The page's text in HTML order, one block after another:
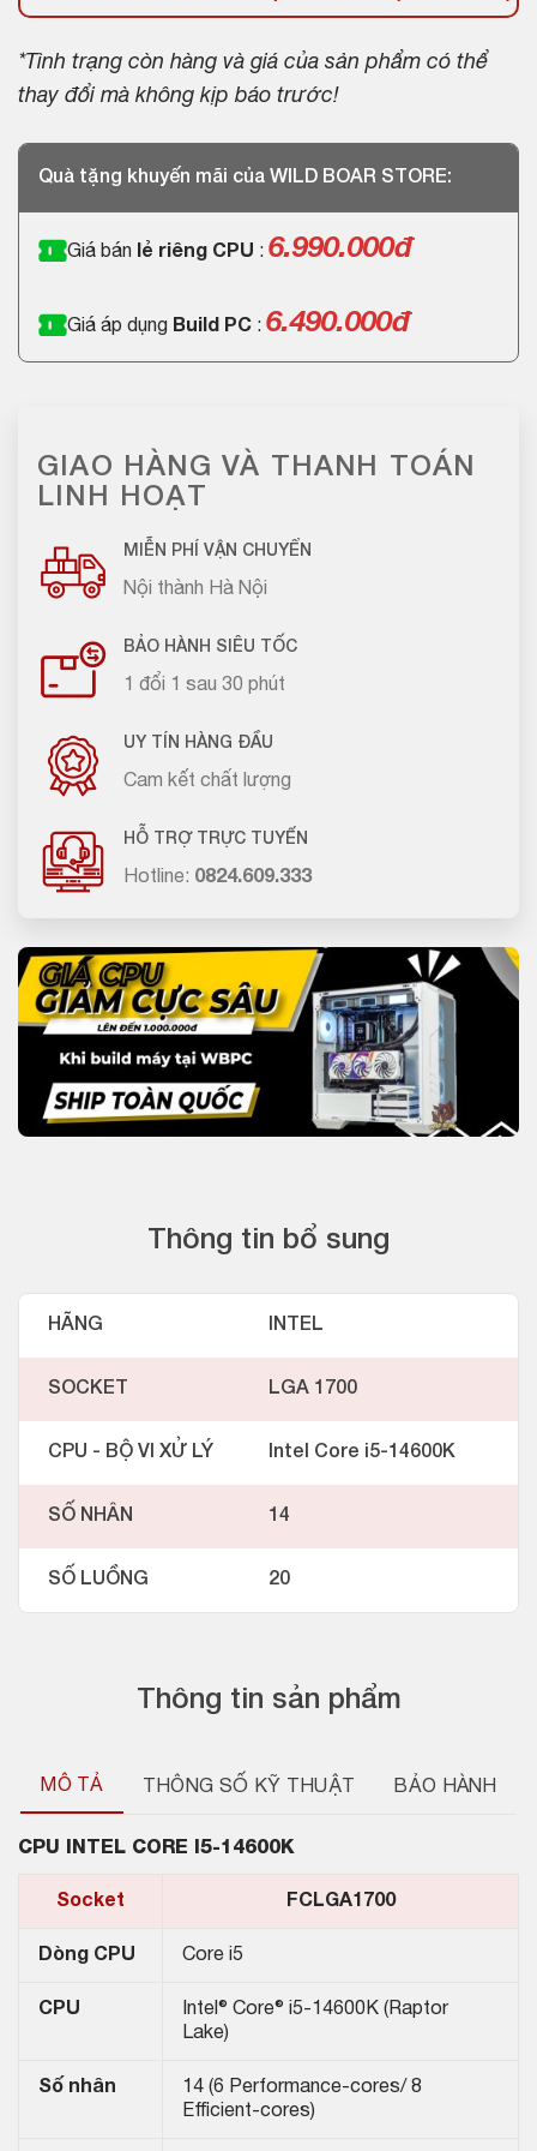
*Tình trạng còn hàng và giá của sản phẩm có thể
thay đổi mà không kịp báo trước!
Quà tặng khuyến mãi của WILD BOAR STORE:
Giá bán lẻ riêng CPU : 6.990.000đ
Giá áp dụng Build PC : 6.490.000đ
GIAO HÀNG VÀ THANH TOÁN
LINH HOẠT
MIỄN PHÍ VẬN CHUYỂN
Nội thành Hà Nội
BẢO HÀNH SIÊU TỐC
1 đổi 1 sau 30 phút
UY TÍN HÀNG ĐẦU
Cam kết chất lượng
HỖ TRỢ TRỰC TUYẾN
Hotline: 0824.609.333
Thông tin sản phẩm
MÔ TẢ THÔNG SỐ KỸ THUẬT BẢO HÀNH
CPU INTEL CORE I5-14600K
Socket FCLGA1700
Dòng CPU Core i5
CPU
Intel® Core® i5-14600K (Raptor
Lake)
Số nhân
14 (6 Performance-cores/ 8
Efficient-cores)
Thông tin bổ sung
HÃNG INTEL
SOCKET LGA 1700
CPU - BỘ VI XỬ LÝ Intel Core i5-14600K
SỐ NHÂN 14
SỐ LUỒNG 20